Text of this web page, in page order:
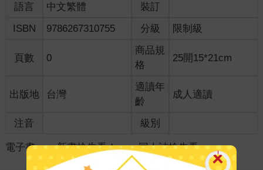
語言 中文繁體
裝訂
ISBN
9786267310755 分級 限制級
頁數 0
商品規
格
25開15*21cm
出版地 台灣
適讀年
齡
成人適讀
注音 級別
電子書 ＞ 新書搶先看★ ＞ 同人誌搶先看 ＞